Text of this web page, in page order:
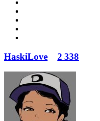
HaskiLove 2 338